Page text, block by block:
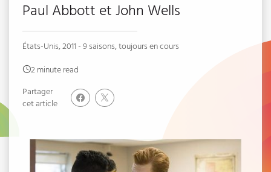
Paul Abbott et John Wells
États-Unis, 2011 - 9 saisons, toujours en cours
2 minute read
Partager
cet article